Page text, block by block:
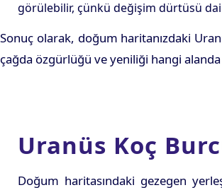
görülebilir, çünkü değişim dürtüsü
Sonuç olarak, doğum haritanızdaki
çağda özgürlüğü ve yeniliği hangi
Uranüs Koç
Doğum haritasındaki gezegen